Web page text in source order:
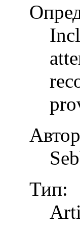
Тип: